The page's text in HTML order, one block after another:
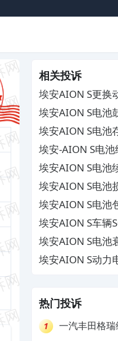
相关投诉
埃安AION S更换
售后拒不提供维
埃安AION S电池
修
埃安AION S电池
家不作为
埃安-AION S电
埃安AION S电池
后备箱漏水，4S
埃安AION S电池
修
埃安AION S电池
保修
埃安AION S车辆
患，厂家推诿拒
埃安AION S电池
要求厂家召回换
埃安AION S动力
热门投诉
1
一汽丰田格